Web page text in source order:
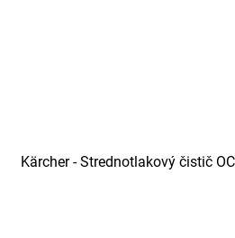
Kärcher - Strednotlakový čistič